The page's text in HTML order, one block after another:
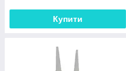
Купити